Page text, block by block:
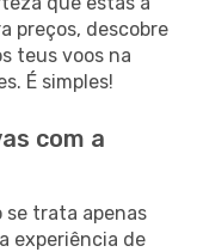
preços, descobre
teus voos na
É simples!
com a
se trata apenas
experiência de